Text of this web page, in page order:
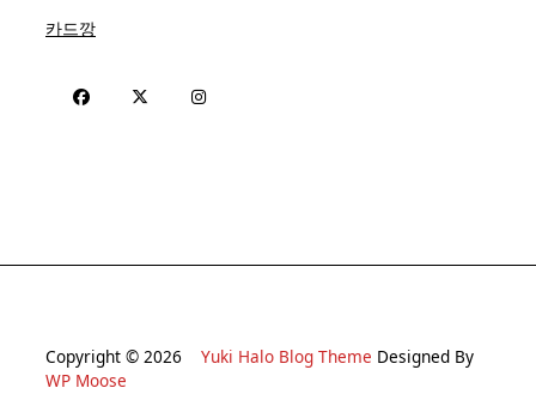
카드깡
Copyright © 2026 Yuki Halo Blog Theme Designed By
WP Moose